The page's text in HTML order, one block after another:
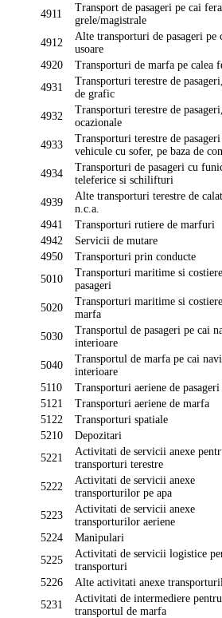
4911
Transport de pasageri pe cai
grele/magistrale
4912
Alte transporturi de pasageri pe
usoare
4920
Transporturi de marfa pe calea
4931
Transporturi terestre de
de grafic
4932
Transporturi terestre de pasageri,
ocazionale
4933
Transporturi terestre de pasageri
vehicule cu sofer, pe baza de
4934
Transporturi de pasageri cu
teleferice si schilifturi
4939
Alte transporturi terestre de
n.c.a.
4941
Transporturi rutiere de marfuri
4942
Servicii de mutare
4950
Transporturi prin conducte
5010
Transporturi maritime si
pasageri
5020
Transporturi maritime si
marfa
5030
Transportul de pasageri pe cai
interioare
5040
Transportul de marfa pe cai
interioare
5110
Transporturi aeriene de pasageri
5121
Transporturi aeriene de marfa
5122
Transporturi spatiale
5210
Depozitari
5221
Activitati de servicii anexe
transporturi terestre
5222
Activitati de servicii anexe
transporturilor pe apa
5223
Activitati de servicii anexe
transporturilor aeriene
5224
Manipulari
5225
Activitati de servicii logistice
transporturi
5226
Alte activitati anexe
5231
Activitati de intermediere pentru
transportul de marfa